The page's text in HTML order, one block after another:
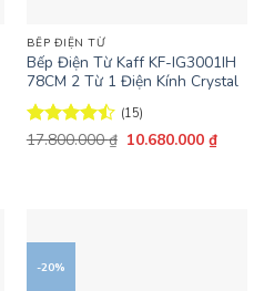
BẾP ĐIỆN TỪ
Bếp Điện Từ Kaff KF-IG3001IH
78CM 2 Từ 1 Điện Kính Crystal
Được xếp
(15)
17.800.000₫ Giá
10.680.000 ₫Giá
hiện
-20%